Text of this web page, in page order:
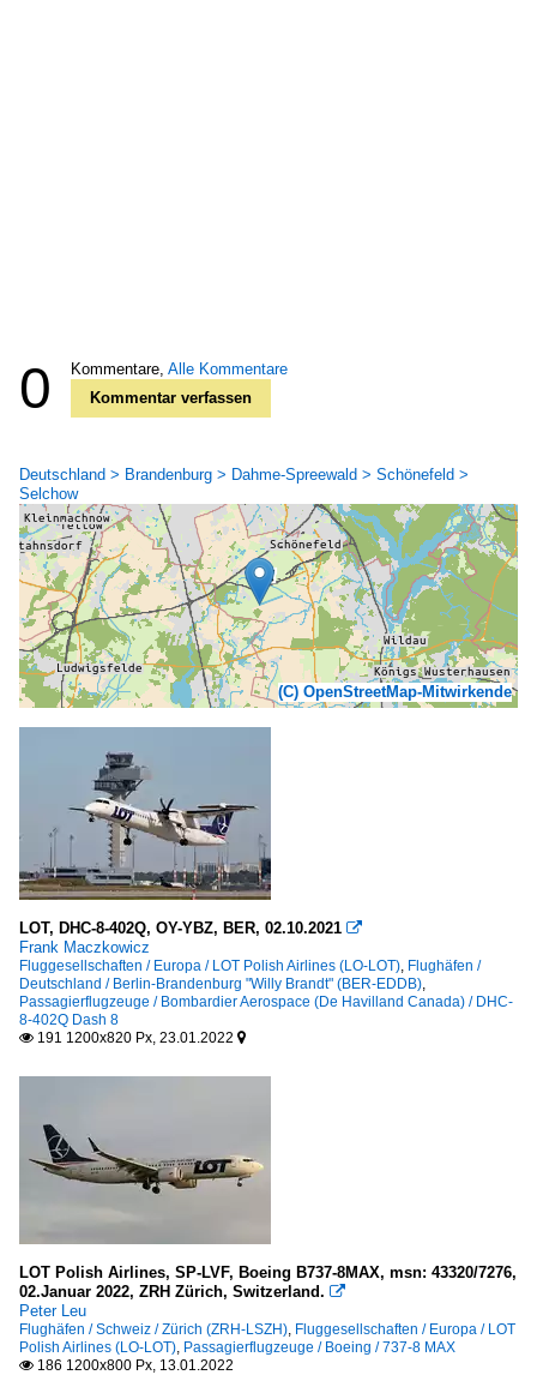
0 Kommentare, Alle Kommentare
Kommentar verfassen
Deutschland > Brandenburg > Dahme-Spreewald > Schönefeld >
Selchow
(C) OpenStreetMap-Mitwirkende
LOT, DHC-8-402Q, OY-YBZ, BER, 02.10.2021 
Frank Maczkowicz
Fluggesellschaften / Europa / LOT Polish Airlines (LO-LOT) Flughäfen /
Deutschland / Berlin-Brandenburg "Willy Brandt" (BER-EDDB)
Passagierflugzeuge / Bombardier Aerospace (De Havilland Canada) / DHC-
8-402Q Dash 8
 191 1200x820 Px, 23.01.2022 
LOT Polish Airlines, SP-LVF, Boeing B737-8MAX, msn: 43320/7276,
02.Januar 2022, ZRH Zürich, Switzerland. 
Peter Leu
Flughäfen / Schweiz / Zürich (ZRH-LSZH) Fluggesellschaften / Europa / LOT
Polish Airlines (LO-LOT) Passagierflugzeuge / Boeing / 737-8 MAX
 186 1200x800 Px, 13.01.2022